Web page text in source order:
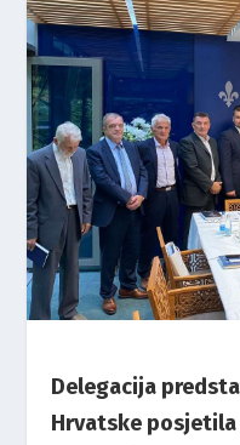
Delegacija
Hrvatske posjetila